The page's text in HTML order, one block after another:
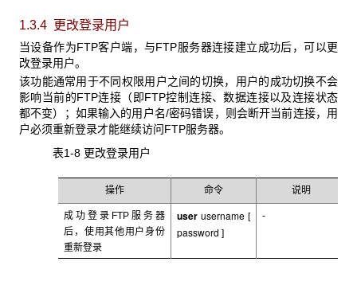
1.3.4 更改登录用户
当设备作为FTP客户端，与FTP服务器连接建立成功后，可以更
改登录用户。
该功能通常用于不同权限用户之间的切换，用户的成功切换不会
影响当前的FTP连接（即FTP控制连接、数据连接以及连接状态
都不变）；如果输入的用户名/密码错误，则会断开当前连接，用
户必须重新登录才能继续访问FTP服务器。
表1-8 更改登录用户
操作 命令 说明
成功登录FTP 服务器
后，使用其他用户身份
重新登录
user username [
password ]
-